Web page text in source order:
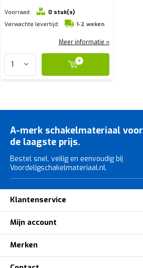
Voorraad:
0 stuk(s)
Verwachte levertijd:
1-2 weken
Meer informatie »
A-merk schakelmateriaal voor
de laagste prijs.
Bestel snel, veilig en eenvoudig bij
Voordeligschakelmateriaal.nl.
Klantenservice
Mijn account
Merken